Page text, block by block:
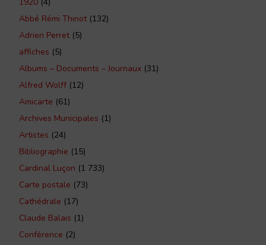
Abbé Rémi Thinot(132)
Adrien Perret(5)
affiches (5)
Albums – Documents – Journaux (31)
Alfred Wolff (12)
Amicarte (61)
Archives Municipales (1)
Artistes (24)
Bibliographie (15)
Cardinal Luçon (1 733)
Carte postale (73)
Cathédrale (17)
Claude Balais (1)
Conférence (2)